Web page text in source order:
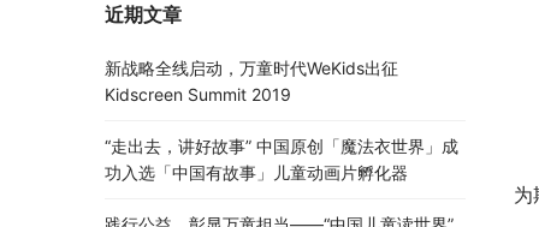
为
近期文章
新战略全线启动，万童时代WeKids出征
Kidscreen Summit 2019
“走出去，讲好故事” 中国原创「魔法衣世界」成
功入选「中国有故事」儿童动画片孵化器